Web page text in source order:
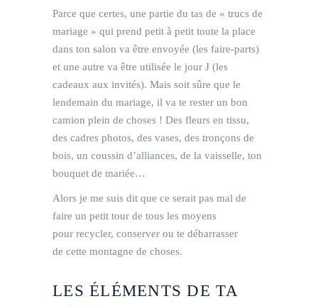
Parce que certes, une partie du tas de « trucs de
mariage » qui prend petit à petit toute la place
dans ton salon va être envoyée (les faire-parts)
et une autre va être utilisée le jour J (les
cadeaux aux invités). Mais soit sûre que le
lendemain du mariage, il va te rester un bon
camion plein de choses ! Des fleurs en tissu,
des cadres photos, des vases, des tronçons de
bois, un coussin d’alliances, de la vaisselle, ton
bouquet de mariée…
Alors je me suis dit que ce serait pas mal de
faire un petit tour de tous les moyens
pour recycler, conserver ou te débarrasser
de cette montagne de choses.
LES ÉLÉMENTS DE TA